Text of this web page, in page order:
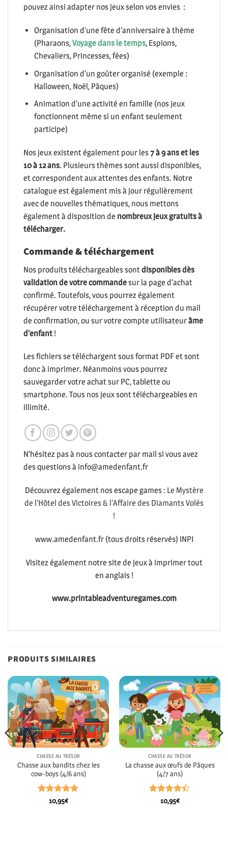
pouvez ainsi adapter nos jeux selon vos envies :
Organisation d’une fête d’anniversaire à thème
(Pharaons,Voyage dans le temps, Espions,
Chevaliers, Princesses, fées)
Organisation d’un goûter organisé (exemple :
Halloween, Noël, Pâques)
Animation d’une activité en famille (nos jeux
fonctionnent même si un enfant seulement
participe)
Nos jeux existent également pour les7 à 9 ans et les
10 à 12 ans. Plusieurs thèmes sont aussi disponibles,
et correspondent aux attentes des enfants. Notre
catalogue est également mis à jour régulièrement
avec de nouvelles thématiques, nous mettons
également à disposition de nombreux jeux gratuits à
télécharger.
Commande & téléchargement
Nos produits téléchargeables sont disponibles dès
validation de votre commandesur la page d’achat
confirmé. Toutefois, vous pourrez également
récupérer votre téléchargement à réception du mail
de confirmation, ou sur votre compte utilisateurâme
d’enfant !
Les fichiers se téléchargent sous format PDF et sont
donc à imprimer. Néanmoins vous pourrez
sauvegarder votre achat sur PC, tablette ou
smartphone. Tous nos jeux sont téléchargeables en
illimité.
N’hésitez pas à nous contacter par mail si vous avez
des questions à info@amedenfant.fr
Découvrez également nos escape games : Le Mystère
de l’Hôtel des Victoires & l’Affaire des Diamants Volés
!
www.amedenfant.fr (tous droits réservés) INPI
Visitez également notre site de jeux à imprimer tout
en anglais !
www.printableadventuregames.com
PRODUITS SIMILAIRES
CHASSE AU TRÉSOR
Chasse aux bandits chez les
cow-boys (4/6 ans)
Note4.86
10,95€
CHASSE AU TRÉSOR
La chasse aux œufs de Pâques
(4/7 ans)
Note4.4
10,95€